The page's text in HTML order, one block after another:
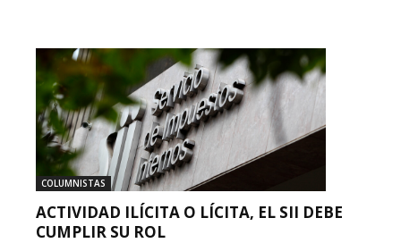
COLUMNISTAS
ACTIVIDAD ILÍCITA O LÍCITA, EL SII DEBE
CUMPLIR SU ROL